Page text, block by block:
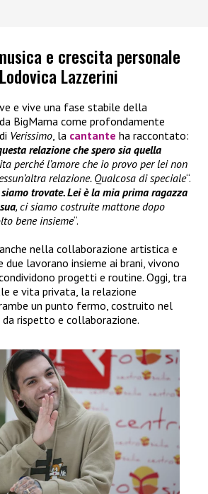
e crescita personale
Lazzerini
e vive una fase stabile della
BigMama come profondamente
Verissimo , la cantante ha raccontato:
relazione che spero sia quella
perché l’amore che io provo per lei non
relazione. Qualcosa di speciale“.
siamo trovate. Lei è la mia prima ragazza
, ci siamo costruite mattone dopo
bene insieme“.
nella collaborazione artistica e
lavorano insieme ai brani, vivono
progetti e routine. Oggi, tra
e vita privata, la relazione
un punto fermo, costruito nel
rispetto e collaborazione.